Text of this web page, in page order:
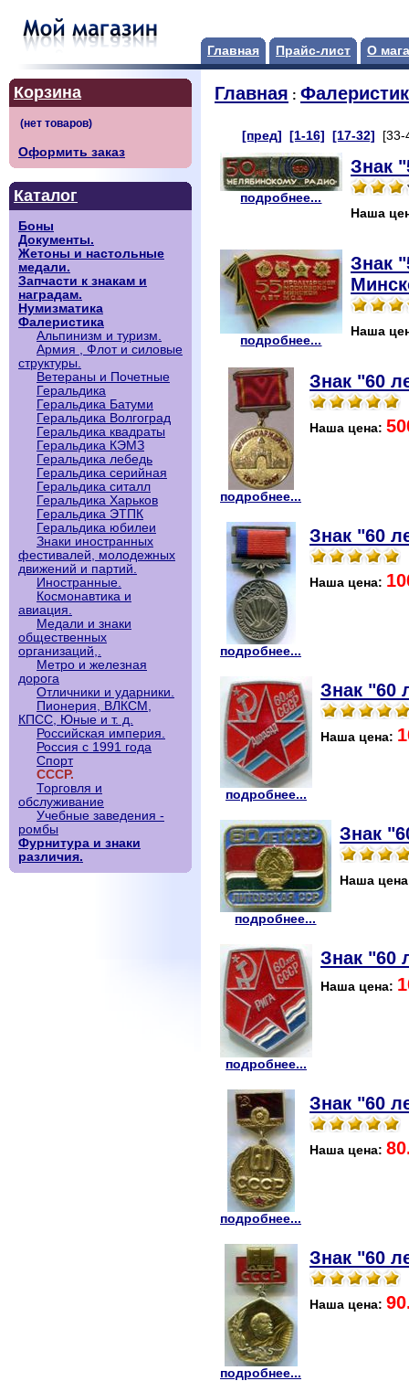
Главная Прайс-лист О
Корзина
Оформить заказ
Каталог
Боны
Документы.
Жетоны и настольные
медали.
Запчасти к знакам и
наградам.
Нумизматика
Фалеристика
Альпинизм и туризм.
Армия , Флот и силовые
структуры.
Ветераны и Почетные
Геральдика
Геральдика Батуми
Геральдика Волгоград
Геральдика квадраты
Геральдика КЭМЗ
Геральдика лебедь
Геральдика серийная
Геральдика ситалл
Геральдика Харьков
Геральдика ЭТПК
Геральдика юбилеи
Знаки иностранных
фестивалей, молодежных
движений и партий.
Иностранные.
Космонавтика и
авиация.
Медали и знаки
общественных
организаций,.
Метро и железная
дорога
Отличники и ударники.
Пионерия, ВЛКСМ,
КПСС, Юные и т. д.
Российская империя.
Россия с 1991 года
Спорт
СССР.
Торговля и
обслуживание
Учебные заведения -
ромбы
Фурнитура и знаки
различия.
Главная :
[пред] [1-16] [17-32]
подробнее...
Знак
Наша
подробнее...
Знак
Наша
подробнее...
Знак "60
Наша цена:
подробнее...
Знак "60
Наша цена:
подробнее...
Знак "60
Наша цена:
подробнее...
Знак
Наша
подробнее...
Знак "60
Наша цена:
подробнее...
Знак "60
Наша цена:
подробнее...
Знак "60
Наша цена: